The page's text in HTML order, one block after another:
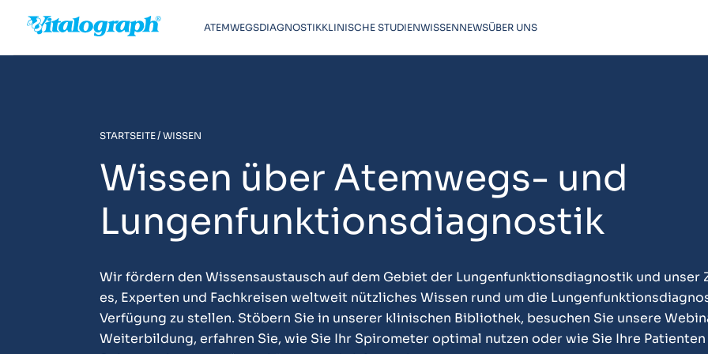
ATEMWEGSDIAGNOSTIKKLINISCHE STUDIENWISSENNEWSÜBER UNS
STARTSEITE/WISSEN
Wissen über Atemwegs- und
Lungenfunktionsdiagnostik
Wir fördern den Wissensaustausch auf dem Gebiet der Lungenfunktionsdiagnostik und unser
es, Experten und Fachkreisen weltweit nützliches Wissen rund um die
Verfügung zu stellen. Stöbern Sie in unserer klinischen Bibliothek, besuchen Sie unsere
Weiterbildung, erfahren Sie, wie Sie Ihr Spirometer optimal nutzen oder wie Sie Ihre